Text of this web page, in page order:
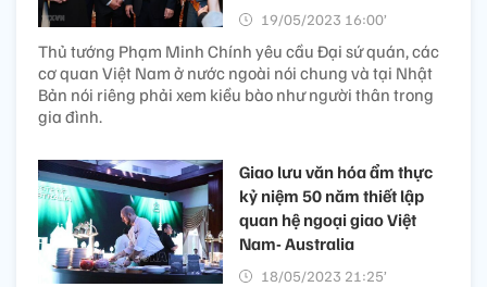
19/05/2023 16:00’
Thủ tướng Phạm Minh Chính yêu cầu Đại sứ quán, các
cơ quan Việt Nam ở nước ngoài nói chung và tại Nhật
Bản nói riêng phải xem kiều bào như người thân trong
gia đình.
Giao lưu văn hóa ẩm thực
kỷ niệm 50 năm thiết lập
quan hệ ngoại giao Việt
Nam- Australia
18/05/2023 21:25’